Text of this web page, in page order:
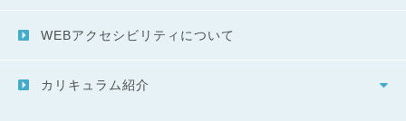
WEBアクセシビリティについて
カリキュラム紹介